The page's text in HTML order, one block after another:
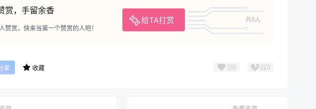
赏，手留余香
给TA打赏 共0人
赞赏，快来当第一个赞赏的人吧！
享 收藏 顶0 踩0